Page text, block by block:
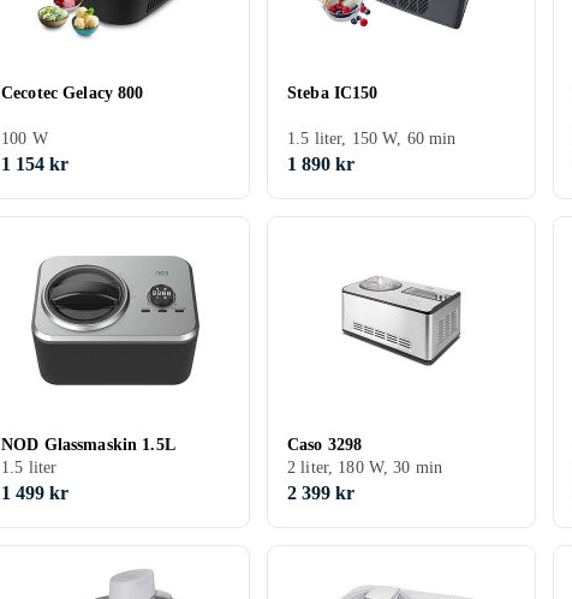
Cecotec Gelacy 800
100 W
1 154 kr
Steba IC150
1.5 liter, 150 W, 60 min
1 890 kr
NOD Glassmaskin 1.5L
1.5 liter
1 499 kr
Caso 3298
2 liter, 180 W, 30 min
2 399 kr